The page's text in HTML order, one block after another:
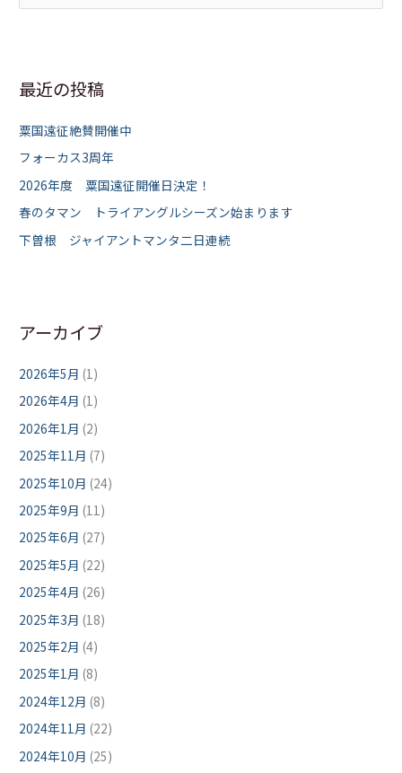
索
:最近の投稿
粟国遠征絶賛開催中
フォーカス3周年
2026年度 粟国遠征開催日決定！
春のタマン トライアングルシーズン始まります
下曽根 ジャイアントマンタ二日連続
アーカイブ
2026年5月 (1)
2026年4月 (1)
2026年1月 (2)
2025年11月 (7)
2025年10月 (24)
2025年9月 (11)
2025年6月 (27)
2025年5月 (22)
2025年4月 (26)
2025年3月 (18)
2025年2月 (4)
2025年1月 (8)
2024年12月 (8)
2024年11月 (22)
2024年10月 (25)